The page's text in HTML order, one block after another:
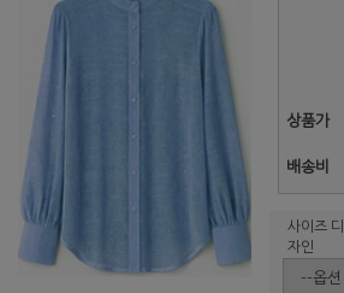
상품가
배송비
사이즈 디
자인